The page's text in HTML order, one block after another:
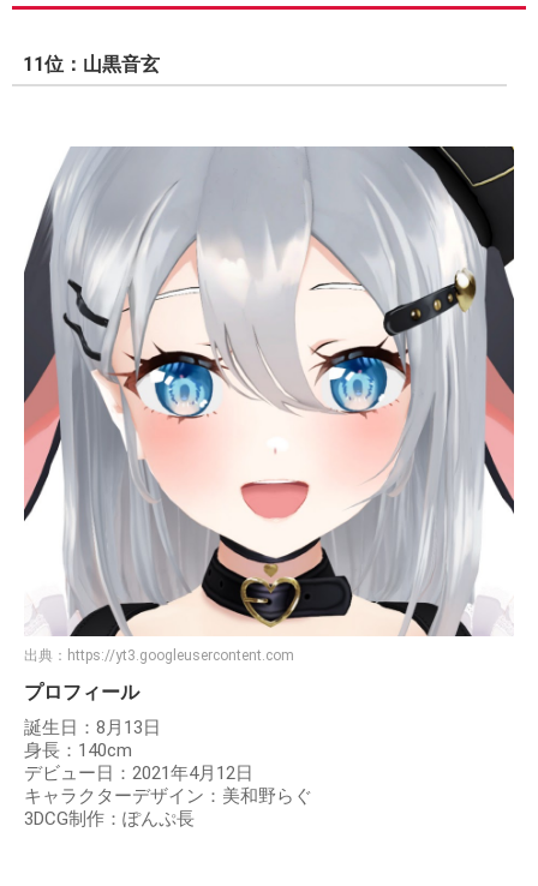
11位：山黒音玄
出典： https://yt3.googleusercontent.com
プロフィール
誕生日：8月13日
身長：140cm
デビュー日：2021年4月12日
キャラクターデザイン：美和野らぐ
3DCG制作：ぽんぷ長